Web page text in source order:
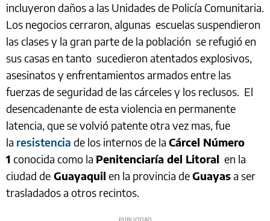
incluyeron daños a las Unidades de Policía Comunitaria.
Los negocios cerraron, algunas escuelas suspendieron
las clases y la gran parte de la población se refugió en
sus casas en tanto sucedieron atentados explosivos,
asesinatos y enfrentamientos armados entre las
fuerzas de seguridad de las cárceles y los reclusos. El
desencadenante de esta violencia en permanente
latencia, que se volvió patente otra vez mas, fue
la resistencia de los internos de la Cárcel Número
1 conocida como la Penitenciaría del Litoral en la
ciudad de Guayaquil en la provincia deGuayasa ser
trasladados a otros recintos.